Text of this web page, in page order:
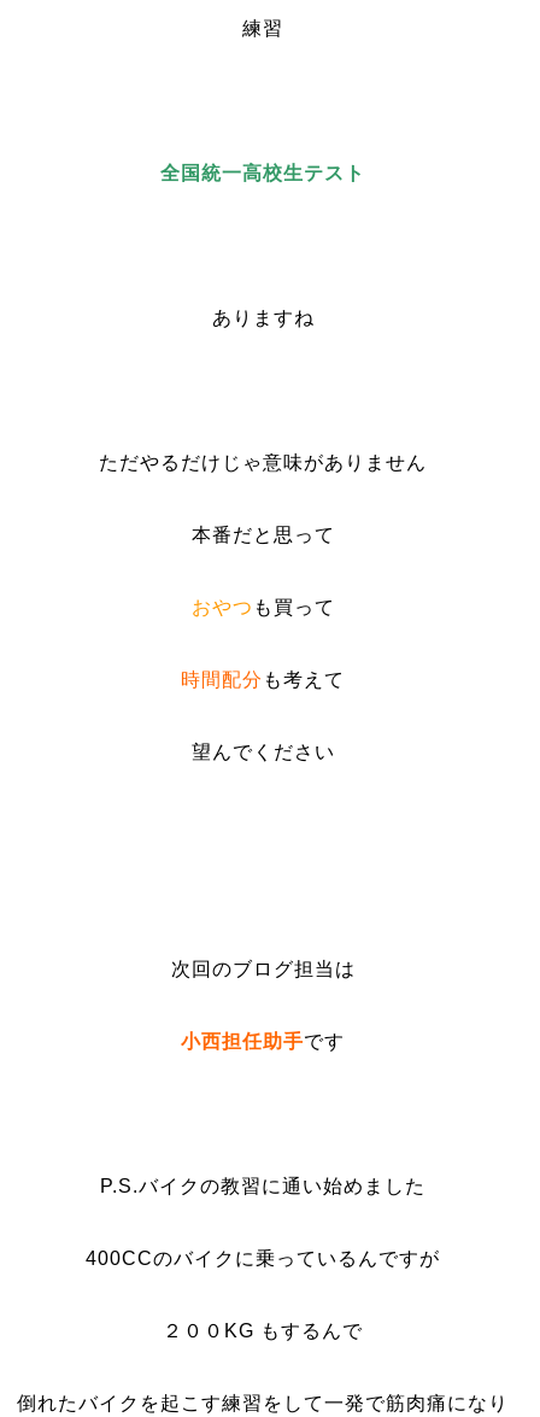
練習
全国統一高校生テスト
ありますね
ただやるだけじゃ意味がありません
本番だと思って
おやつ も買って
時間配分 も考えて
望んでください
次回のブログ担当は
小西担任助手です
P.S.バイクの教習に通い始めました
400CCのバイクに乗っているんですが
２００KG もするんで
倒れたバイクを起こす練習をして一発で筋肉痛になり